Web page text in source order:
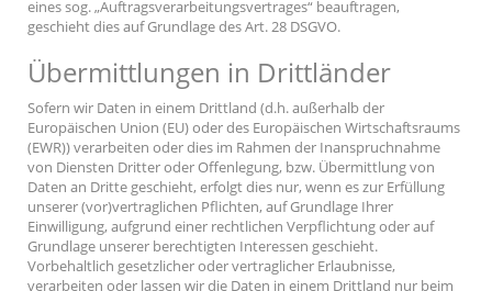
eines sog. „Auftragsverarbeitungsvertrages“ beauftragen,
geschieht dies auf Grundlage des Art. 28 DSGVO.
Übermittlungen in Drittländer
Sofern wir Daten in einem Drittland (d.h. außerhalb der
Europäischen Union (EU) oder des Europäischen Wirtschaftsraums
(EWR)) verarbeiten oder dies im Rahmen der Inanspruchnahme
von Diensten Dritter oder Offenlegung, bzw. Übermittlung von
Daten an Dritte geschieht, erfolgt dies nur, wenn es zur Erfüllung
unserer (vor)vertraglichen Pflichten, auf Grundlage Ihrer
Einwilligung, aufgrund einer rechtlichen Verpflichtung oder auf
Grundlage unserer berechtigten Interessen geschieht.
Vorbehaltlich gesetzlicher oder vertraglicher Erlaubnisse,
verarbeiten oder lassen wir die Daten in einem Drittland nur beim